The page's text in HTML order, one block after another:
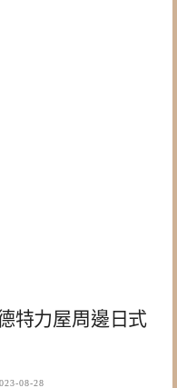
特力屋周邊日式
08-28